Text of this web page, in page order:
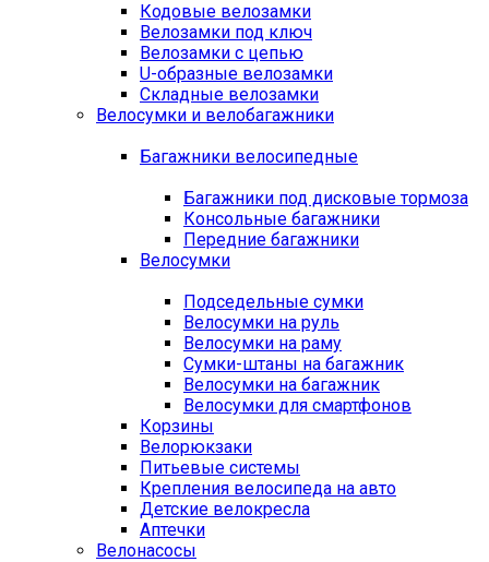
Кодовые велозамки
Велозамки под ключ
Велозамки с цепью
U-образные велозамки
Складные велозамки
Велосумки и велобагажники
Багажники велосипедные
Багажники под дисковые тормоза
Консольные багажники
Передние багажники
Велосумки
Подседельные сумки
Велосумки на руль
Велосумки на раму
Сумки-штаны на багажник
Велосумки на багажник
Велосумки для смартфонов
Корзины
Велорюкзаки
Питьевые системы
Крепления велосипеда на авто
Детские велокресла
Аптечки
Велонасосы